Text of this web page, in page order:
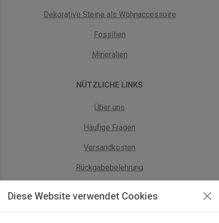
Diese Website verwendet Cookies
Dekorative Steine als Wohnaccessoire
Fossilien
Mineralien
NÜTZLICHE LINKS
Über uns
Häufige Fragen
Versandkosten
Rückgabebelehrung